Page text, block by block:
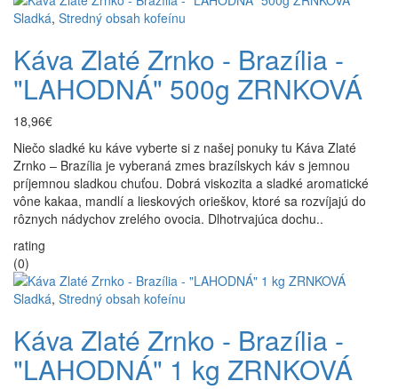
Sladká, Stredný obsah kofeínu
Káva Zlaté Zrnko - Brazília -
"LAHODNÁ" 500g ZRNKOVÁ
18,96€
Niečo sladké ku káve vyberte si z našej ponuky tu Káva Zlaté
Zrnko – Brazília je vyberaná zmes brazílskych káv s jemnou
príjemnou sladkou chuťou. Dobrá viskozita a sladké aromatické
vône kakaa, mandlí a lieskových orieškov, ktoré sa rozvíjajú do
rôznych nádychov zrelého ovocia. Dlhotrvajúca dochu..
rating
(0)
Sladká, Stredný obsah kofeínu
Káva Zlaté Zrnko - Brazília -
"LAHODNÁ" 1 kg ZRNKOVÁ